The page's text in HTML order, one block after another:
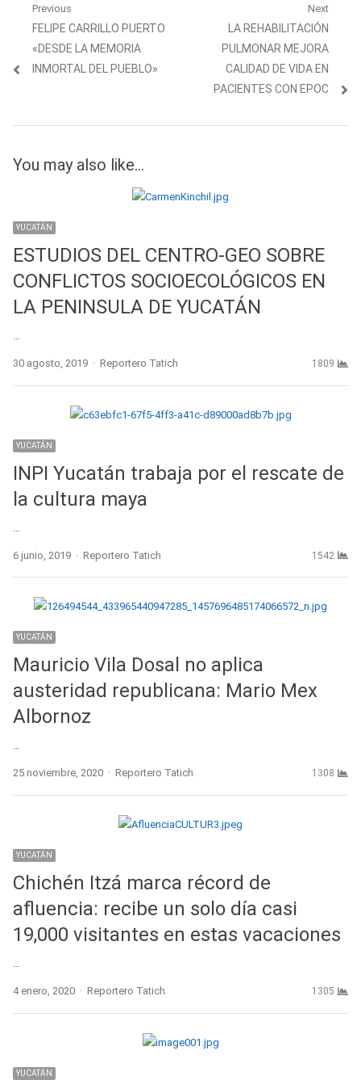
Navegación
de
entradas
Previous
Previous
post:
FELIPE CARRILLO PUERTO
«DESDE LA MEMORIA
INMORTAL DEL PUEBLO»
Next
Next
post:
LA REHABILITACIÓN
PULMONAR MEJORA
CALIDAD DE VIDA EN
PACIENTES CON EPOC
You may also like...
YUCATÁN
ESTUDIOS DEL CENTRO-GEO SOBRE
CONFLICTOS SOCIOECOLÓGICOS EN
LA PENINSULA DE YUCATÁN
30 agosto, 2019 Author
Reportero Tatich 1809
YUCATÁN
INPI Yucatán trabaja por el rescate de
la cultura maya
6 junio, 2019 Author
Reportero Tatich 1542
YUCATÁN
Mauricio Vila Dosal no aplica
austeridad republicana: Mario Mex
Albornoz
…
25 noviembre, 2020 Author
Reportero Tatich 1308
YUCATÁN
Chichén Itzá marca récord de
afluencia: recibe un solo día casi
19,000 visitantes en estas vacaciones
…
4 enero, 2020 Author
Reportero Tatich 1305
YUCATÁN